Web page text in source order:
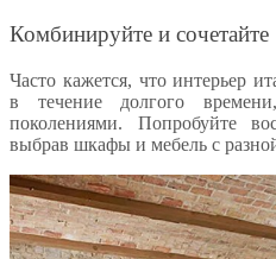
Комбинируйте и сочетайте
Часто кажется, что интерьер
в течение долгого
поколениями. Попробуйте
выбрав шкафы и мебель с